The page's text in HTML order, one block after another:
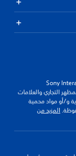
التجاري والعلامات
و/أو مواد محمية
المزيد من